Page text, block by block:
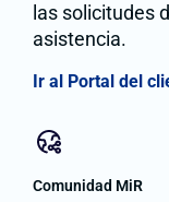
las solicitudes
asistencia.
Ir al Portal del
Comunidad MiR